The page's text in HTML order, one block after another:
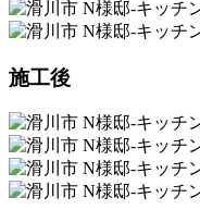
施工後